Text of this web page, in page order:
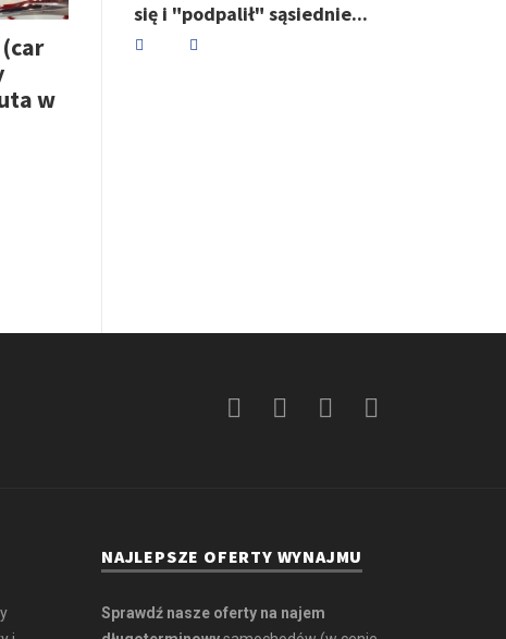
w
się i "podpalił" sąsiednie...
NAJLEPSZE OFERTY WYNAJMU
Sprawdź nasze oferty na najem